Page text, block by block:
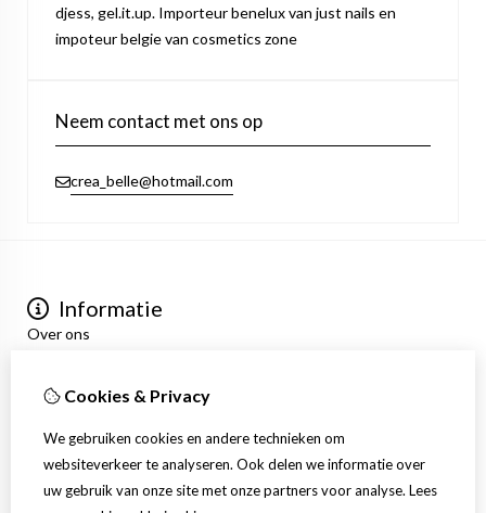
djess, gel.it.up. Importeur benelux van just nails en
impoteur belgie van cosmetics zone
Neem contact met ons op
crea_belle@hotmail.com
Informatie
Over ons
Algemene voorwaarden
Mijn account
Inloggen
Bestelhistorie
Verlanglijst
Cookies & Privacy
We gebruiken cookies en andere technieken om
websiteverkeer te analyseren. Ook delen we informatie over
uw gebruik van onze site met onze partners voor analyse. Lees